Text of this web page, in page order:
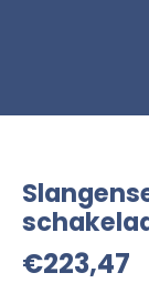
€223,47